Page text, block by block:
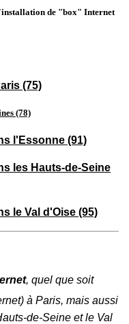
de "box" Internet
(75)
(78)
l'Essonne (91)
les Hauts-de-Seine
le Val d'Oise (95)
, quel que soit
à Paris, mais aussi
de-Seine et le Val